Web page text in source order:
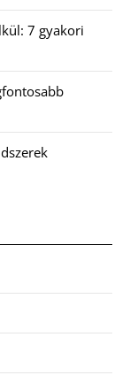
7 gyakori